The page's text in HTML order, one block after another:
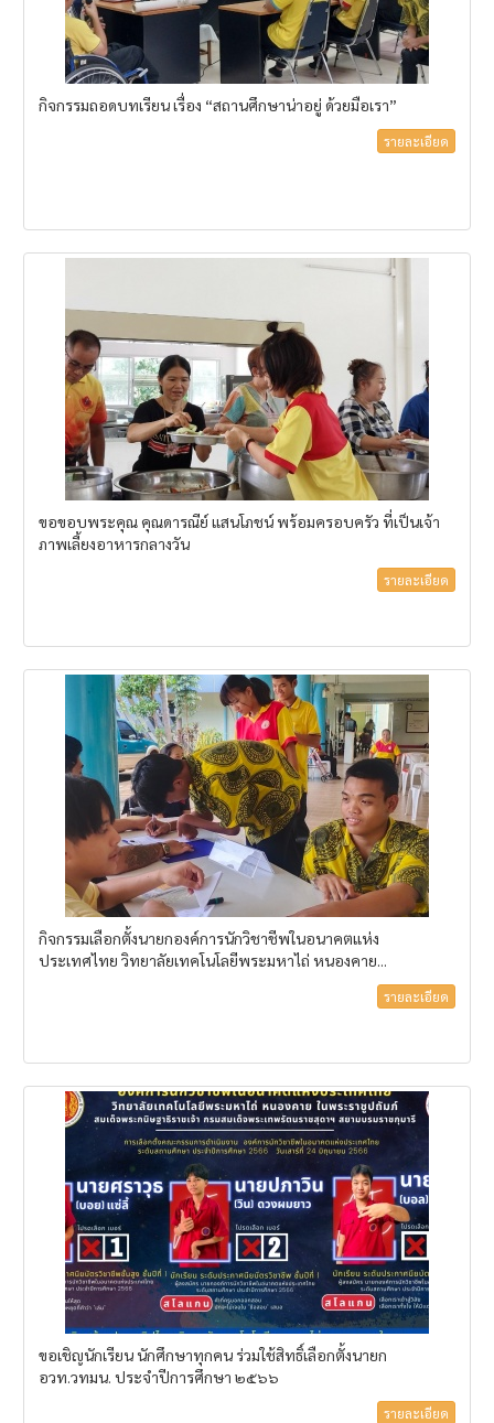
กิจกรรมถอดบทเรียน เรื่อง “สถานศึกษาน่าอยู่ ด้วยมือเรา”
รายละเอียด
ขอขอบพระคุณ คุณดารณีย์ แสนโภชน์ พร้อมครอบครัว ที่เป็นเจ้า
ภาพเลี้ยงอาหารกลางวัน
รายละเอียด
กิจกรรมเลือกตั้งนายกองค์การนักวิชาชีพในอนาคตแห่ง
ประเทศไทย วิทยาลัยเทคโนโลยีพระมหาไถ่ หนองคาย...
รายละเอียด
ขอเชิญนักเรียน นักศึกษาทุกคน ร่วมใช้สิทธิ์เลือกตั้งนายก
อวท.วทมน. ประจำปีการศึกษา ๒๕๖๖
รายละเอียด